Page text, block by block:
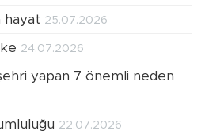
hayat 25.07.2026
24.07.2026
yapan 7 önemli neden
22.07.2026